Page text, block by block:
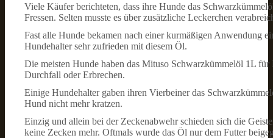
Viele Käufer berichteten, dass ihre Hunde das
Fressen. Selten musste es über zusätzliche Leckerchen
Fast alle Hunde bekamen nach einer kurmäßigen Anwendung
Hundehalter sehr zufrieden mit diesem Öl.
Die meisten Hunde haben das Mituso Schwarzkümmelöl 1L
Durchfall oder Erbrechen.
Einige Hundehalter gaben ihren Vierbeiner das
Hund nicht mehr kratzen.
Einzig und allein bei der Zeckenabwehr schieden sich die
keine Zecken mehr. Oftmals wurde das Öl nur dem Futter